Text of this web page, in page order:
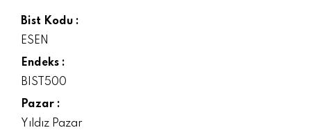
Bist Kodu :
ESEN
Endeks :
BIST500
Pazar :
Yıldız Pazar